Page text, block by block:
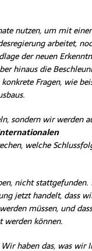
nutzen, um mit einer
arbeitet,
der neuen
hinaus die
Fragen, wie
sondern wir werden
welche
nicht stattgefunden.
jetzt handelt, dass
müssen, und
können.
haben das, was wir